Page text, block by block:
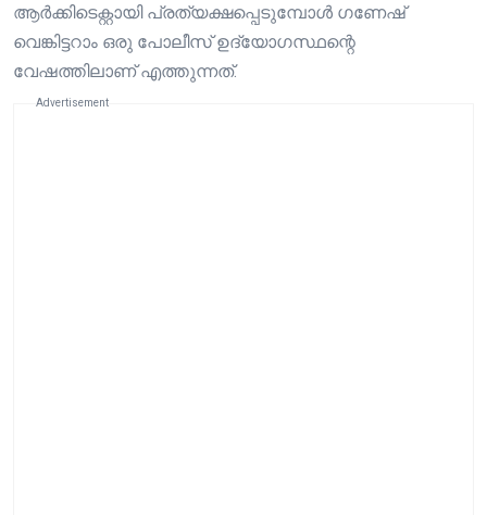
ആർക്കിടെക്റ്റായി പ്രത്യക്ഷപ്പെടുമ്പോൾ ഗണേഷ്
വെങ്കിട്ടറാം ഒരു പോലീസ് ഉദ്യോഗസ്ഥന്റെ
വേഷത്തിലാണ് എത്തുന്നത്.
Advertisement